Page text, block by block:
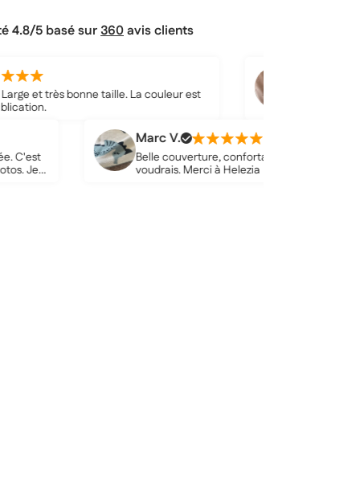
4.8/5 basé sur360avis clients
taille. La couleur est
Théo R.
Sérieusement, j'ai été
couverture. Je vais
Marc V.
Belle couverture, confortable et de haute qualité. Je
voudrais. Merci à Helezia